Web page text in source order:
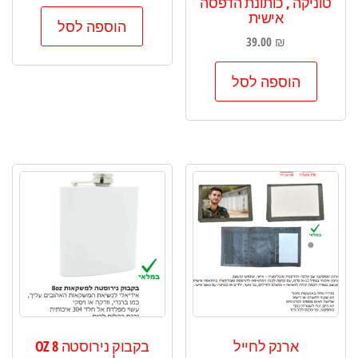
אישית
39.00 ₪
הוספה לסל
הוספה לסל
ארנק לחייל בקבוק נירוסטה 8 OZ